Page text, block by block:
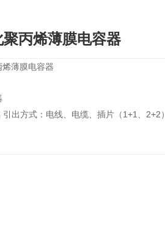
丙烯薄膜电容器
薄膜电容器
出方式：电线、电缆、插片（1+1、2+2）